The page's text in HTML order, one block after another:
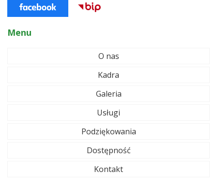
Menu
O nas
Kadra
Galeria
Usługi
Podziękowania
Dostępność
Kontakt